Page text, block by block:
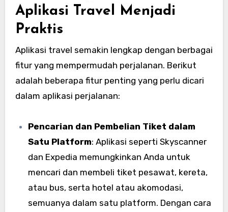
Aplikasi Travel Menjadi
Praktis
Aplikasi travel semakin lengkap dengan berbagai
fitur yang mempermudah perjalanan. Berikut
adalah beberapa fitur penting yang perlu dicari
dalam aplikasi perjalanan:
Pencarian dan Pembelian Tiket dalam
Satu Platform: Aplikasi seperti Skyscanner
dan Expedia memungkinkan Anda untuk
mencari dan membeli tiket pesawat, kereta,
atau bus, serta hotel atau akomodasi,
semuanya dalam satu platform. Dengan cara